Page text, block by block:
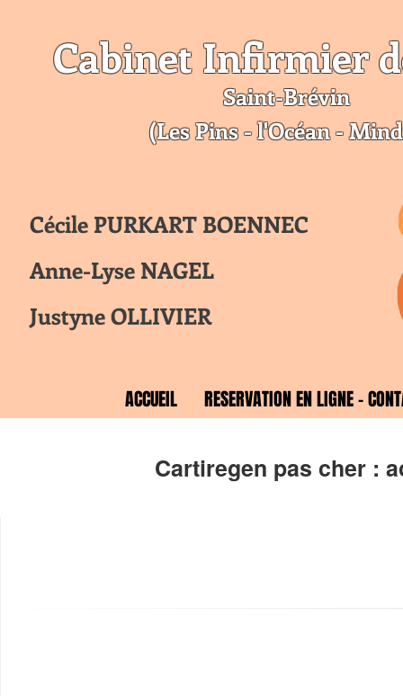
Cabinet Infirmier
Saint-Brévin
(Les Pins - l'Océan -
Cécile PURKART BOENNEC
Anne-Lyse NAGEL
Justyne OLLIVIER
ACCUEIL RESERVATION EN LIGNE -
Cartiregen pas cher :